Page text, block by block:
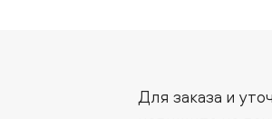
Для заказа и